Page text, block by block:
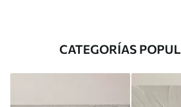
CATEGORÍAS